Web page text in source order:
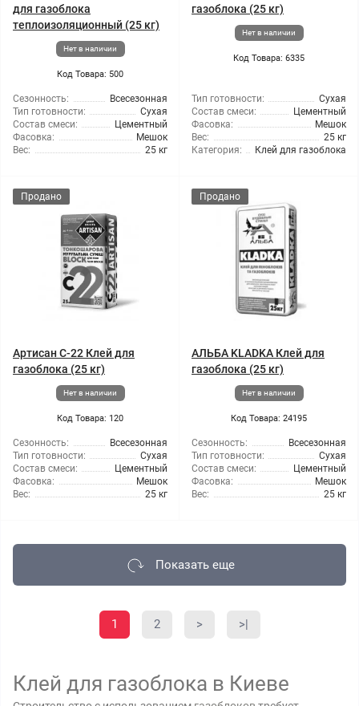
для газоблока
теплоизоляционный (25 кг)
Нет в наличии
Код Товара: 500
Сезонность:
Всесезонная
Тип готовности:
Сухая
Состав смеси:
Цементный
Фасовка:
Мешок
Вес:
25 кг
газоблока (25 кг)
Нет в наличии
Код Товара: 6335
Тип готовности:
Сухая
Состав смеси:
Цементный
Фасовка:
Мешок
Вес:
25 кг
Категория:
Клей для газоблока
Продано
Артисан С-22 Клей для
газоблока (25 кг)
Нет в наличии
Код Товара: 120
Сезонность:
Всесезонная
Тип готовности:
Сухая
Состав смеси:
Цементный
Фасовка:
Мешок
Вес:
25 кг
Продано
АЛЬБА KLADKA Клей для
газоблока (25 кг)
Нет в наличии
Код Товара: 24195
Сезонность:
Всесезонная
Тип готовности:
Сухая
Состав смеси:
Цементный
Фасовка:
Мешок
Вес:
25 кг
Показать еще
1 2 > >|
Клей для газоблока в Киеве